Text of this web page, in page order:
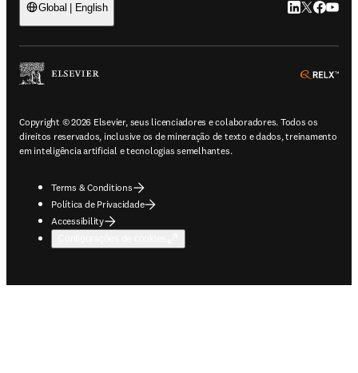
Global | English LinkedIn abre
Twitter
Copyright © 2026 Elsevier, seus licenciadores e colaboradores. Todos os
direitos reservados, inclusive os de mineração de texto e dados, treinamento
em inteligência artificial e tecnologias semelhantes.
Terms & Conditions
Política de Privacidade
Accessibility